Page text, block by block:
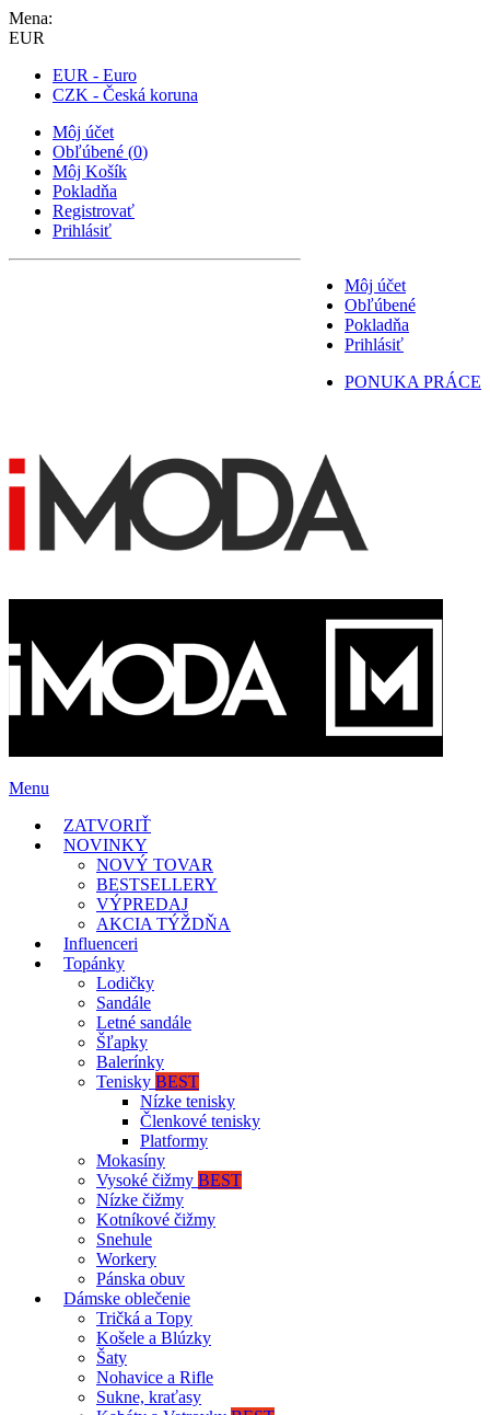
Mena:
EUR
EUR - Euro
CZK - Česká koruna
Môj účet
Obľúbené (0)
Môj Košík
Pokladňa
Registrovať
Prihlásiť
Môj účet
Obľúbené
Pokladňa
Prihlásiť
PONUKA PRÁCE
Menu
ZATVORIŤ
NOVINKY
NOVÝ TOVAR
BESTSELLERY
VÝPREDAJ
AKCIA TÝŽDŇA
Influenceri
Topánky
Lodičky
Sandále
Letné sandále
Šľapky
Balerínky
Tenisky BEST
Nízke tenisky
Členkové tenisky
Platformy
Mokasíny
Vysoké čižmy BEST
Nízke čižmy
Kotníkové čižmy
Snehule
Workery
Pánska obuv
Dámske oblečenie
Tričká a Topy
Košele a Blúzky
Šaty
Nohavice a Rifle
Sukne, kraťasy